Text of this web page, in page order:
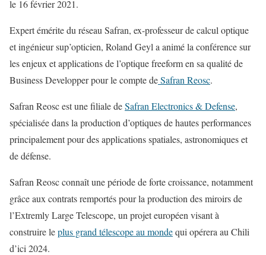
le 16 février 2021.
Expert émérite du réseau Safran, ex-professeur de calcul optique
et ingénieur sup’opticien, Roland Geyl a animé la conférence sur
les enjeux et applications de l’optique freeform en sa qualité de
Business Developper pour le compte deSafran Reosc.
Safran Reosc est une filiale deSafran Electronics & Defense,
spécialisée dans la production d’optiques de hautes performances
principalement pour des applications spatiales, astronomiques et
de défense.
Safran Reosc connaît une période de forte croissance, notamment
grâce aux contrats remportés pour la production des miroirs de
l’Extremly Large Telescope, un projet européen visant à
construire leplus grand télescope au mondequi opérera au Chili
d’ici 2024.